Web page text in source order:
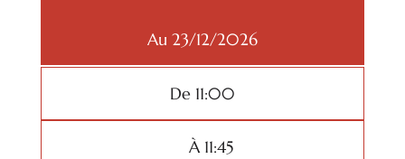
Au 23/12/2026
De 11:00
À 11:45